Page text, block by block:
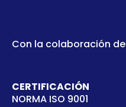
Con la colaboración de
CERTIFICACIÓN
NORMA ISO 9001